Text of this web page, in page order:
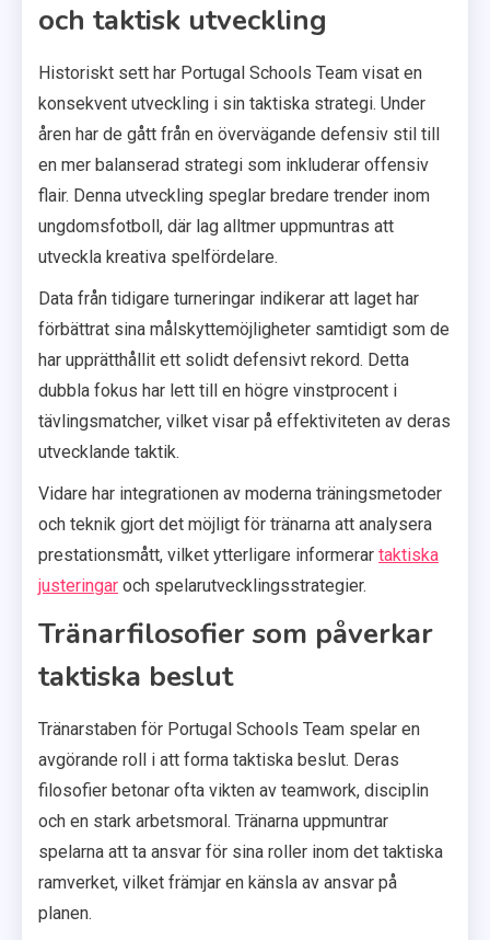
och taktisk utveckling
Historiskt sett har Portugal Schools Team visat en
konsekvent utveckling i sin taktiska strategi. Under
åren har de gått från en övervägande defensiv stil till
en mer balanserad strategi som inkluderar offensiv
flair. Denna utveckling speglar bredare trender inom
ungdomsfotboll, där lag alltmer uppmuntras att
utveckla kreativa spelfördelare.
Data från tidigare turneringar indikerar att laget har
förbättrat sina målskyttemöjligheter samtidigt som de
har upprätthållit ett solidt defensivt rekord. Detta
dubbla fokus har lett till en högre vinstprocent i
tävlingsmatcher, vilket visar på effektiviteten av deras
utvecklande taktik.
Vidare har integrationen av moderna träningsmetoder
och teknik gjort det möjligt för tränarna att analysera
prestationsmått, vilket ytterligare informerar taktiska
justeringar och spelarutvecklingsstrategier.
Tränarfilosofier som påverkar
taktiska beslut
Tränarstaben för Portugal Schools Team spelar en
avgörande roll i att forma taktiska beslut. Deras
filosofier betonar ofta vikten av teamwork, disciplin
och en stark arbetsmoral. Tränarna uppmuntrar
spelarna att ta ansvar för sina roller inom det taktiska
ramverket, vilket främjar en känsla av ansvar på
planen.